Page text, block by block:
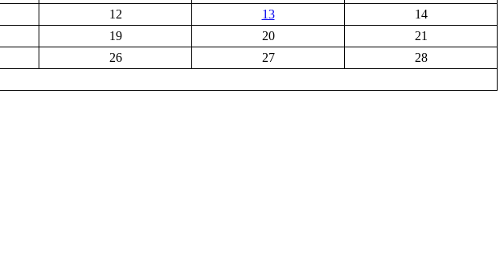
12 13
14
19 20
21
26 27
28